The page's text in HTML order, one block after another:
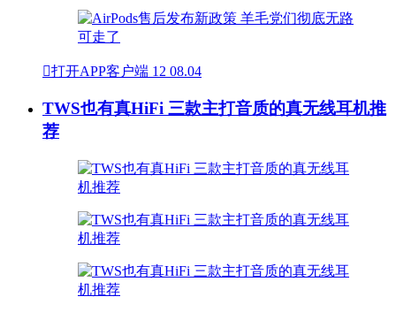
打开APP客户端 12 08.04
TWS也有真HiFi 三款主打音质的真无线耳机推
荐